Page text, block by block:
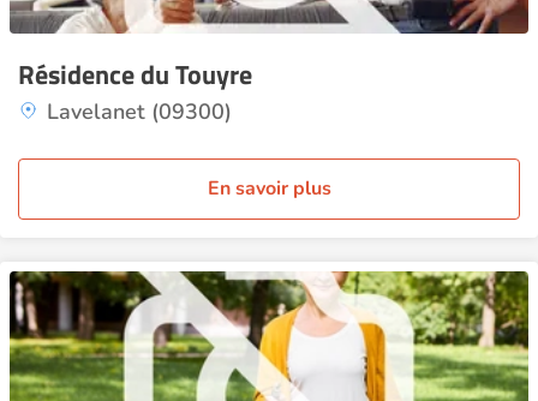
Résidence du Touyre
Lavelanet (09300)
En savoir plus